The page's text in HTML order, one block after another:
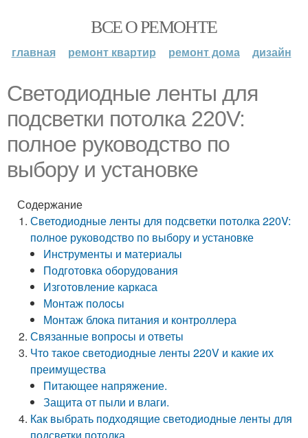
ВСЕ О РЕМОНТЕ
главная ремонт квартир ремонт дома дизайн
Светодиодные ленты для
подсветки потолка 220V:
полное руководство по
выбору и установке
Содержание
Светодиодные ленты для подсветки потолка 220V:
полное руководство по выбору и установке
Инструменты и материалы
Подготовка оборудования
Изготовление каркаса
Монтаж полосы
Монтаж блока питания и контроллера
Связанные вопросы и ответы
Что такое светодиодные ленты 220V и какие их
преимущества
Питающее напряжение.
Защита от пыли и влаги.
Как выбрать подходящие светодиодные ленты для